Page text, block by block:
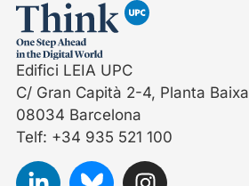
Edifici LEIA UPC
C/ Gran Capità 2-4, Planta Baixa
08034 Barcelona
Telf: +34 935 521 100